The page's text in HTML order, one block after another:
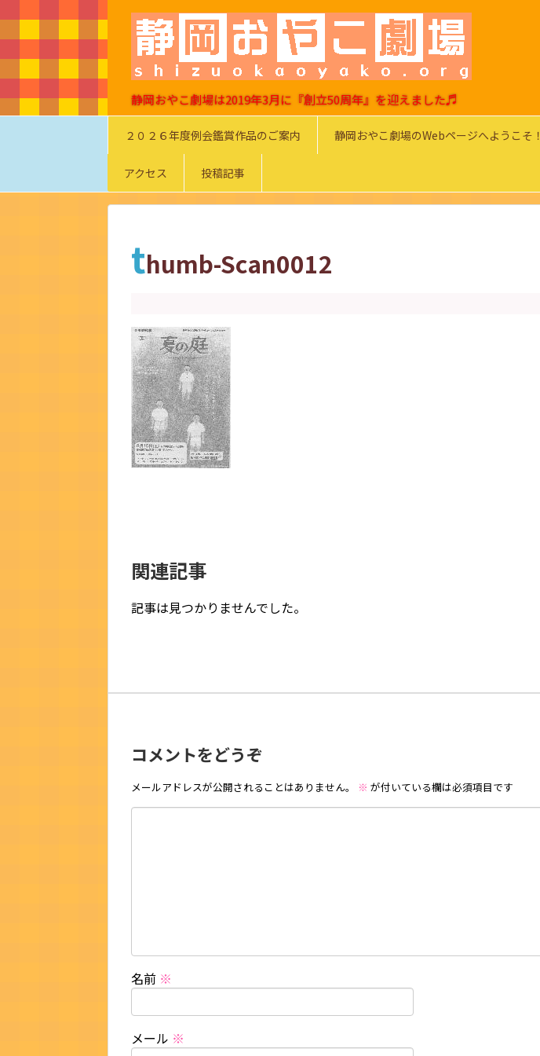
静岡おやこ劇場は2019年3月に『創立50周年』を迎えました♬
２０２６年度例会鑑賞作品のご案内 静岡おやこ劇場のWebページへようこそ！
アクセス 投稿記事
thumb-Scan0012
関連記事
記事は見つかりませんでした。
コメントをどうぞ
メールアドレスが公開されることはありません。 ※ が付いている欄は必須項目です
名前 ※
メール ※